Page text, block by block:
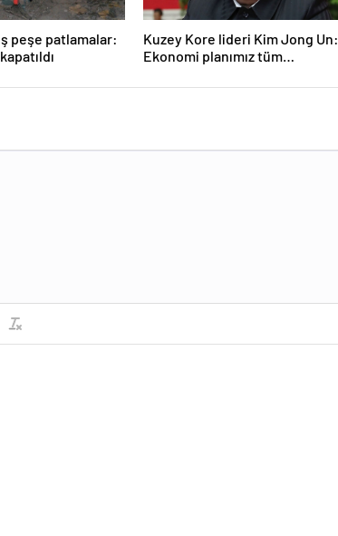
peşe patlamalar:
Kuzey Kore lideri Kim Jong Un:
Ekonomi planımız tüm